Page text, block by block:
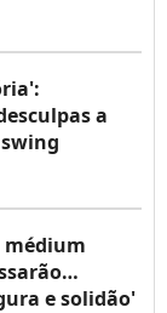
a
médium
e solidão'